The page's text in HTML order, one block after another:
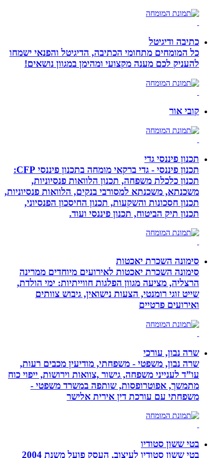
כתיבה ודיגיטל
כל המומחים מתחומי הכתיבה, הדיגיטל והפנאי ישמחו
להעניק לכם מענה מקצועי ומהימן במגוון נושאים!
קובי אור
תכנון פיננסי גדי
תכנון פיננסי - גדי ברקאי מומחה בתכנון פיננסי CFP:
תכנון כלכלת משפחה, תכנון הלוואות פנסיוניות,
משכנתא, משכנתא למסורבי בנקים, הלוואות פנסיוניות,
תכנון חסכונות והשקעות, תכנון החיסכון הפנסיוני,
תכנון תיק הביטוח, תכנון פיננסי ועוד.
סימונה השכרת יאכטות
סימונה השכרת יאכטות לאירועים מיוחדים ממרינה
הרצליה, מציעה מגוון הפלגות חווייתיות: ימי הולדת,
שייט זוגי רומנטי, הצעות נישואין, גיבוש צוותים
ואירועים פרטיים
שרה נבון, עורכי
שרה נבון, משפטי - משפחתי, מודיעין מכבים רעות,
עו”ד לענייני משפחה, גישור ,צוואות וירושות, ייפוי כוח
מתמשך, אפוטרופסות, שותפה במשרד משפטי -
משפחתי עם עורכת דין אירית אלישר
בטי ששון סטודיו
בטי ששון סטודיו לעיצוב, העסק פועל משנת 2004